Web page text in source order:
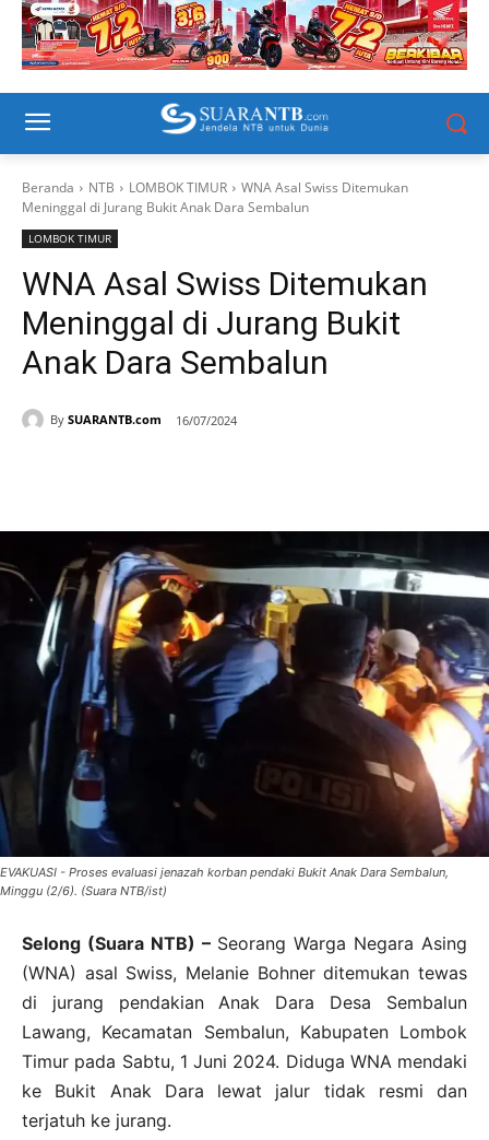
Beranda NTB LOMBOK TIMUR
WNA Asal Swiss Ditemukan
Meninggal di Jurang Bukit Anak Dara Sembalun
LOMBOK TIMUR
WNA Asal Swiss Ditemukan
Meninggal di Jurang Bukit
Anak Dara Sembalun
By SUARANTB.com 16/07/2024
EVAKUASI - Proses evaluasi jenazah korban pendaki Bukit Anak Dara Sembalun,
Minggu (2/6). (Suara NTB/ist)
Selong (Suara NTB) – Seorang Warga Negara Asing
(WNA) asal Swiss, Melanie Bohner ditemukan tewas
di jurang pendakian Anak Dara Desa Sembalun
Lawang, Kecamatan Sembalun, Kabupaten Lombok
Timur pada Sabtu, 1 Juni 2024. Diduga WNA mendaki
ke Bukit Anak Dara lewat jalur tidak resmi dan
terjatuh ke jurang.